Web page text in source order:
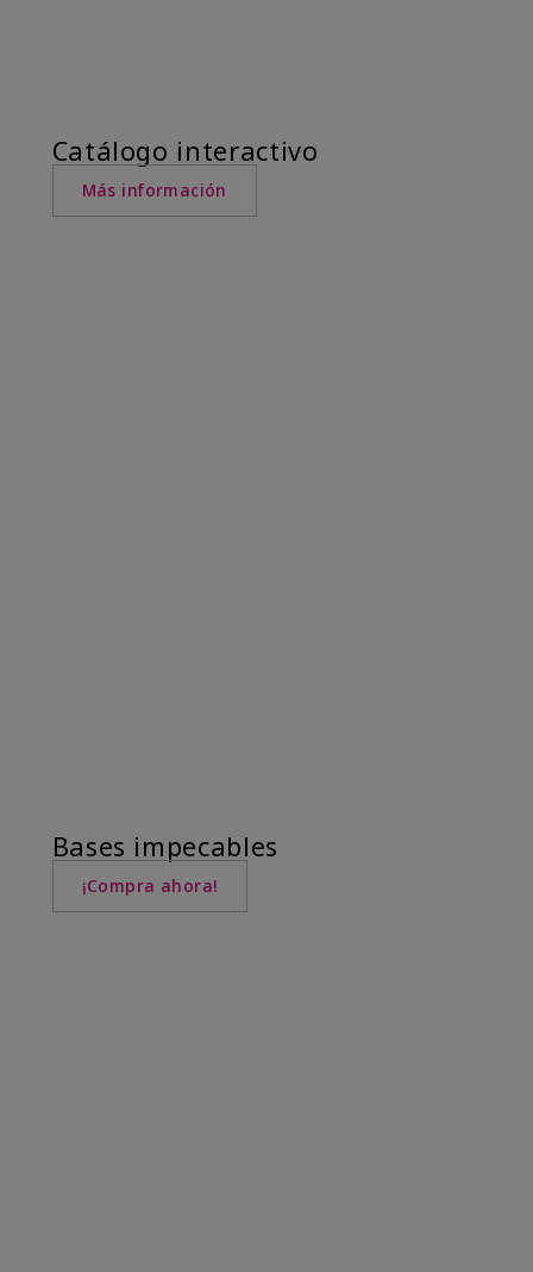
Catálogo interactivo
Más información
Bases impecables
¡Compra ahora!